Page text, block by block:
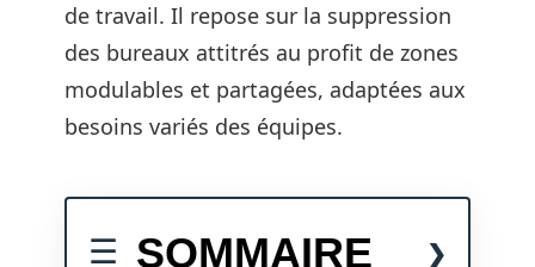
de travail. Il repose sur la suppression
des bureaux attitrés au profit de zones
modulables et partagées, adaptées aux
besoins variés des équipes.
SOMMAIRE